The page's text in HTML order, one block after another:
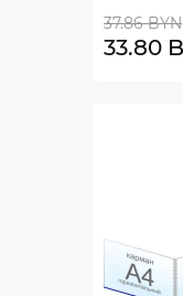
37.86 BYN
33.80